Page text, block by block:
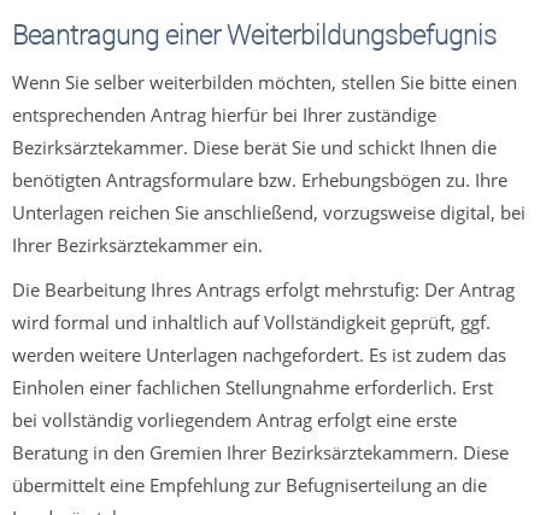
Beantragung einer Weiterbildungsbefugnis
Wenn Sie selber weiterbilden möchten, stellen Sie bitte einen
entsprechenden Antrag hierfür bei Ihrer zuständige
Bezirksärztekammer. Diese berät Sie und schickt Ihnen die
benötigten Antragsformulare bzw. Erhebungsbögen zu. Ihre
Unterlagen reichen Sie anschließend, vorzugsweise digital, bei
Ihrer Bezirksärztekammer ein.
Die Bearbeitung Ihres Antrags erfolgt mehrstufig: Der Antrag
wird formal und inhaltlich auf Vollständigkeit geprüft, ggf.
werden weitere Unterlagen nachgefordert. Es ist zudem das
Einholen einer fachlichen Stellungnahme erforderlich. Erst
bei vollständig vorliegendem Antrag erfolgt eine erste
Beratung in den Gremien Ihrer Bezirksärztekammern. Diese
übermittelt eine Empfehlung zur Befugniserteilung an die